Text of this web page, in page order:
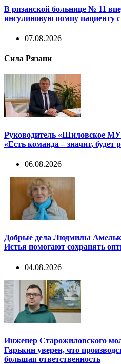
В рязанской больнице № 11
инсулиновую помпу пациенту
07.08.2026
Сила Рязани
Руководитель «Шиловское
«Есть команда – значит, будет
06.08.2026
Добрые дела Людмилы
Истья помогают сохранять
04.08.2026
Инженер Старожиловского
Гарькин уверен, что
большая ответственность